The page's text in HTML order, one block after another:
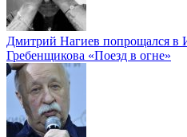
Дмитрий Нагиев попрощался в
Гребенщикова «Поезд в огне»